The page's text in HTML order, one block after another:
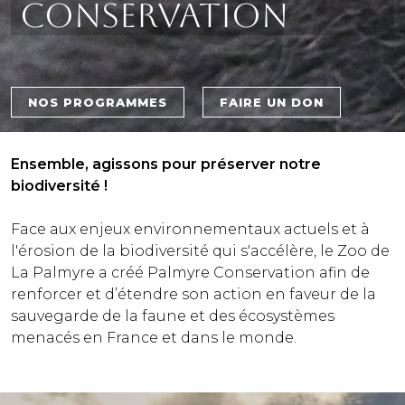
Conservation
Bouton 1
NOS PROGRAMMES Bouton 2
FAIRE UN DON
Sous titre
Ensemble, agissons pour préserver notre
biodiversité !
Texte
Face aux enjeux environnementaux actuels et à
l'érosion de la biodiversité qui s'accélère, le Zoo de
La Palmyre a créé Palmyre Conservation afin de
renforcer et d’étendre son action en faveur de la
sauvegarde de la faune et des écosystèmes
menacés en France et dans le monde.